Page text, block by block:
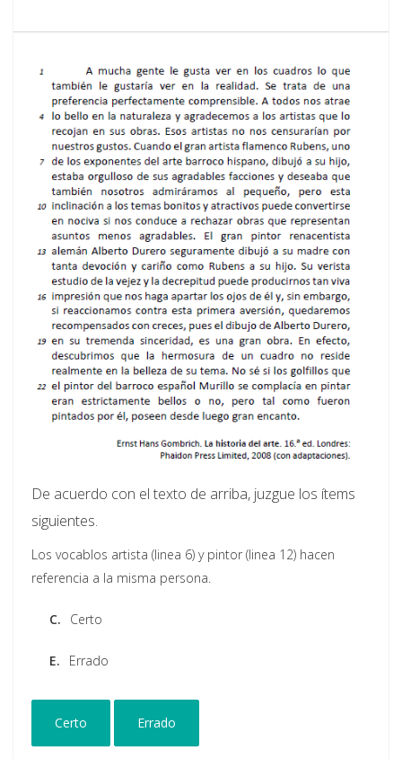
De acuerdo con el texto de arriba, juzgue los ítems
siguientes.
Los vocablos artista (linea 6) y pintor (linea 12) hacen
referencia a la misma persona.
C. Certo
E. Errado
Certo Errado